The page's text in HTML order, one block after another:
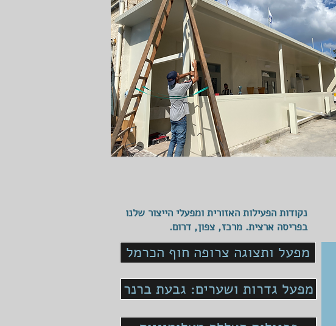
נקודות הפעילות האזורית ומפעלי הייצור שלנו
בפריסה ארצית. מרכז, צפון, דרום.
מפעל ותצוגה צרופה חוף הכרמל
מפעל גדרות ושערים: גבעת ברנר